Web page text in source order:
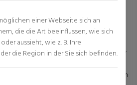
einer Webseite sich an
die die Art beeinflussen, wie sich
aussieht, wie z. B. Ihre
die Region in der Sie sich befinden.
– Natürliches Licht, das
definiert.
Make-up hinzufügen, sondern den
Light ist eines davon. Es ist mehr als nur
Gesicht im Handumdrehen: Es gleicht
strahlen und verleiht einen gesunden